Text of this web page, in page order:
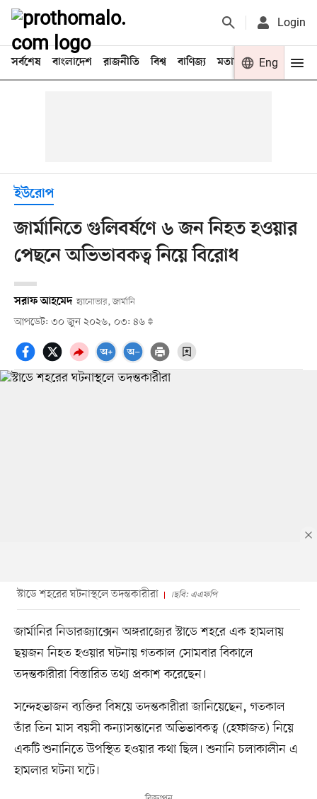
Login
সর্বশেষ বাংলাদেশ রাজনীতি বিশ্ব বাণিজ্য মতামত খেলা
Eng
ইউরোপ
জার্মানিতে গুলিবর্ষণে ৬ জন নিহত হওয়ার
পেছনে অভিভাবকত্ব নিয়ে বিরোধ
সরাফ আহমেদ হ্যানোভার, জার্মানি
আপডেট: ৩০ জুন ২০২৬, ০৩: ৪৬
স্টাডে শহরের ঘটনাস্থলে তদন্তকারীরা ।ছবি: এএফপি
জার্মানির নিডারজ্যাক্সেন অঙ্গরাজ্যের স্টাডে শহরে এক হামলায়
ছয়জন নিহত হওয়ার ঘটনায় গতকাল সোমবার বিকালে
তদন্তকারীরা বিস্তারিত তথ্য প্রকাশ করেছেন।
সন্দেহভাজন ব্যক্তির বিষয়ে তদন্তকারীরা জানিয়েছেন, গতকাল
তাঁর তিন মাস বয়সী কন্যাসন্তানের অভিভাবকত্ব (হেফাজত) নিয়ে
একটি শুনানিতে উপস্থিত হওয়ার কথা ছিল। শুনানি চলাকালীন এ
হামলার ঘটনা ঘটে।